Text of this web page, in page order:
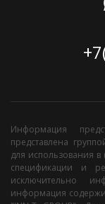
Информация
представлена
для использования
спецификации и
исключительно
информация